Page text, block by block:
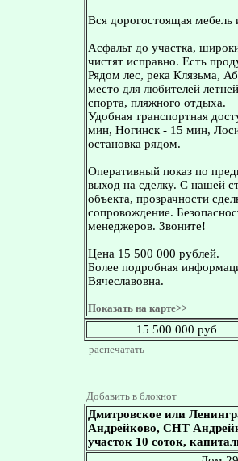
Вся дорогостоящая мебель
Асфальт до участка,
чистят исправно. Есть
Рядом лес, река Клязьма,
место для любителей
спорта, пляжного отдыха.
Удобная транспортная
мин, Ногинск - 15 мин,
остановка рядом.
Оперативный показ по
выход на сделку. С нашей
объекта, прозрачности
сопровождение.
менеджеров. Звоните!
Цена 15 500 000 рублей.
Более подробная
Вячеславовна.
Показать на карте>>
15 500 000 руб
распечатать
Добавить в блокнот
Дмитровское или
Андрейково, СНТ
участок 10 соток,